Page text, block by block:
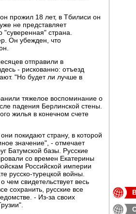
прожил 18 лет, в Тбилиси он
не представляет
"суверенная" страна.
Он убежден, что
отправили в
- рискованно: отъезд
"Но будет ли лучше в
тяжелое воспоминание о
падения Берлинской стены.
жилья в конечном счете
покидают страну, в которой
значение", - отмечает
Батумской базы. Русские
со времен Екатерины
Российской империи
русско-турецкой войны.
чем свидетельствует весь
сохранить, русские все
- Из-за своих